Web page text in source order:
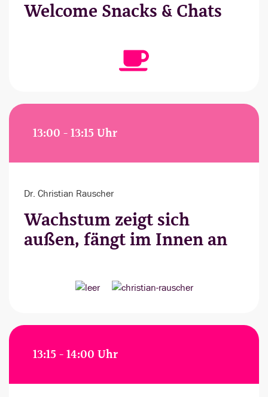
Welcome Snacks & Chats
13:00 - 13:15 Uhr
Dr. Christian Rauscher
Wachstum zeigt sich
außen, fängt im Innen an
13:15 - 14:00 Uhr